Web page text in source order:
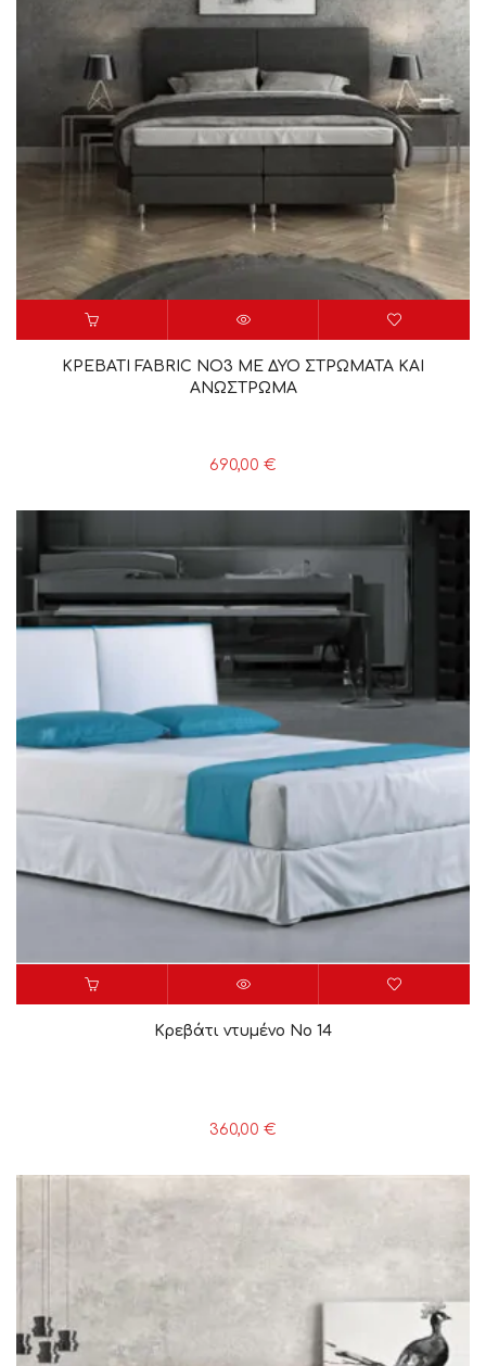
ΚΡΕΒΑΤΙ FABRIC NO3 ΜΕ ΔΥΟ ΣΤΡΩΜΑΤΑ ΚΑΙ
ΑΝΩΣΤΡΩΜΑ
690,00 €
Κρεβάτι ντυμένο Νο 14
360,00 €